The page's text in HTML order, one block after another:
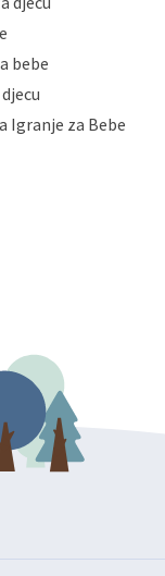
svojim
provedbe
Napominjemo
ili djelomice,
osobnih
poštom na
bebe
Igranje za Bebe